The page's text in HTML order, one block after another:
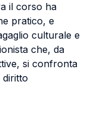
il corso ha
pratico, e
culturale e
che, da
si confronta
diritto